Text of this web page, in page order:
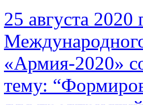
25 августа 2020
«Армия-2020»
тему: